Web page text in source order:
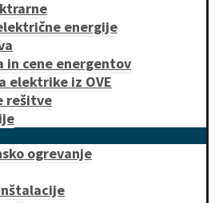
energije
in cene energentov
elektrike iz OVE
rešitve
ogrevanje